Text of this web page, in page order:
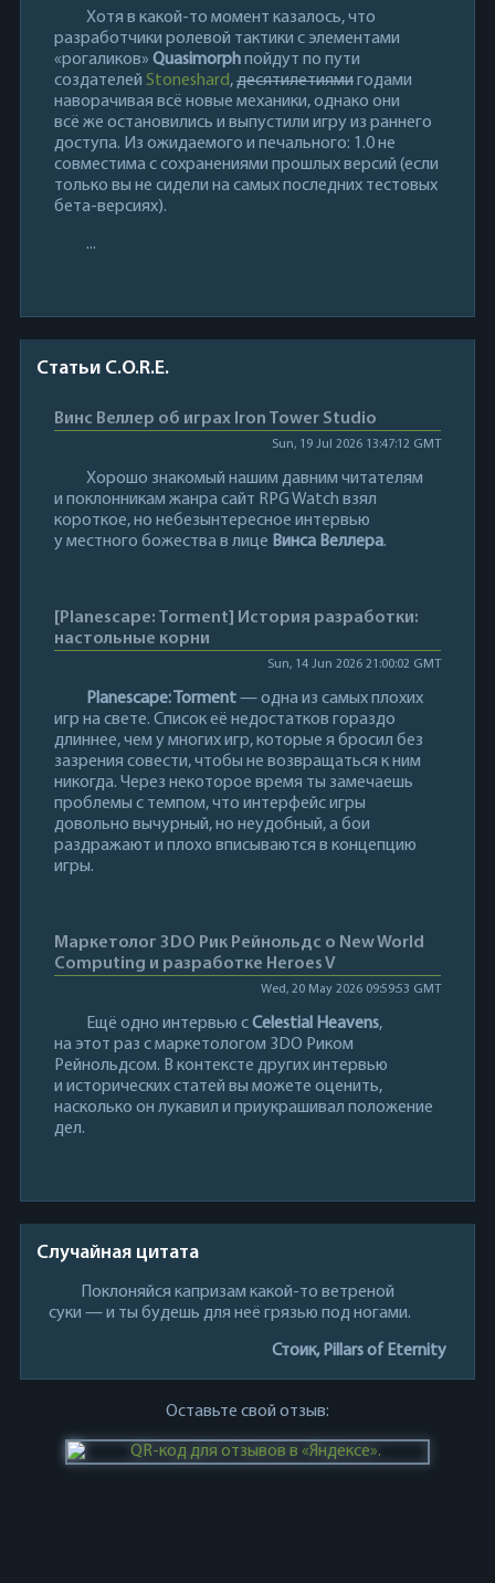
Хотя в какой-то момент казалось, что
разработчики ролевой тактики с элементами
«рогаликов» Quasimorphпойдут по пути
создателей Stoneshard,десятилетиямигодами
наворачивая всё новые механики, однако они
всё же остановились и выпустили игру из раннего
доступа. Из ожидаемого и печального: 1.0 не
совместима с сохранениями прошлых версий (если
только вы не сидели на самых последних тестовых
бета-версиях).
...
Статьи C.O.R.E.
Винс Веллер об играх Iron Tower Studio
Sun, 19 Jul 2026 13:47:12 GMT
Хорошо знакомый нашим давним читателям
и поклонникам жанра сайт RPG Watch взял
короткое, но небезынтересное интервью
у местного божества в лице Винса Веллера.
[Planescape: Torment] История разработки:
настольные корни
Sun, 14 Jun 2026 21:00:02 GMT
Planescape: Torment— одна из самых плохих
игр на свете. Список её недостатков гораздо
длиннее, чем у многих игр, которые я бросил без
зазрения совести, чтобы не возвращаться к ним
никогда. Через некоторое время ты замечаешь
проблемы с темпом, что интерфейс игры
довольно вычурный, но неудобный, а бои
раздражают и плохо вписываются в концепцию
игры.
Маркетолог 3DO Рик Рейнольдс о New World
Computing и разработке Heroes V
Wed, 20 May 2026 09:59:53 GMT
Ещё одно интервью сCelestial Heavens,
на этот раз с маркетологом 3DO Риком
Рейнольдсом. В контексте других интервью
и исторических статей вы можете оценить,
насколько он лукавил и приукрашивал положение
дел.
Случайная цитата
Поклоняйся капризам какой-то ветреной
суки — и ты будешь для неё грязью под ногами.
Стоик, Pillars of Eternity
Оставьте свой отзыв: